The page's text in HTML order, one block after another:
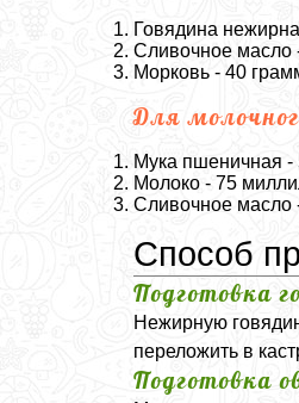
Говядина
Сливочное масло
Морковь - 40
Для
Мука пшеничная -
Молоко - 75
Сливочное масло
Способ
Подготовка
Нежирную
переложить в
Подготовка